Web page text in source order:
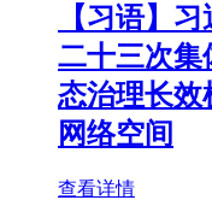
【习语】
二十三次集
态治理长效
网络空间
查看详情